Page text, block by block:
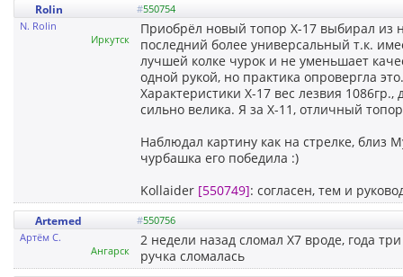
Rolin #550754
N. Rolin
Иркутск
Приобрёл новый топор Х-17 выбирал из
последний более универсальный т.к.
лучшей колке чурок и не уменьшает
одной рукой, но практика опровергла это.
Характеристики Х-17 вес лезвия
сильно велика. Я за Х-11, отличный
Наблюдал картину как на стрелке, близ
чурбашка его победила :)
Kollaider [550749]: согласен, тем и
Artemed #550756
Артём С.
Ангарск
2 недели назад сломал Х7 вроде, года
ручка сломалась